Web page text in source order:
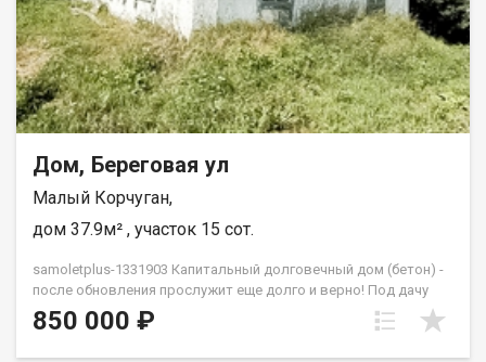
Дом, Береговая ул
Малый Корчуган,
дом 37.9м² , участок 15 сот.
samoletplus-1331903 Капитальный долговечный дом (бетон) -
после обновления прослужит еще долго и верно! Под дачу
идеальный вариант на просторном участке 15 сот! Вода
центральная Снег зимой чистят, дорогие ровные -
850 000 ₽